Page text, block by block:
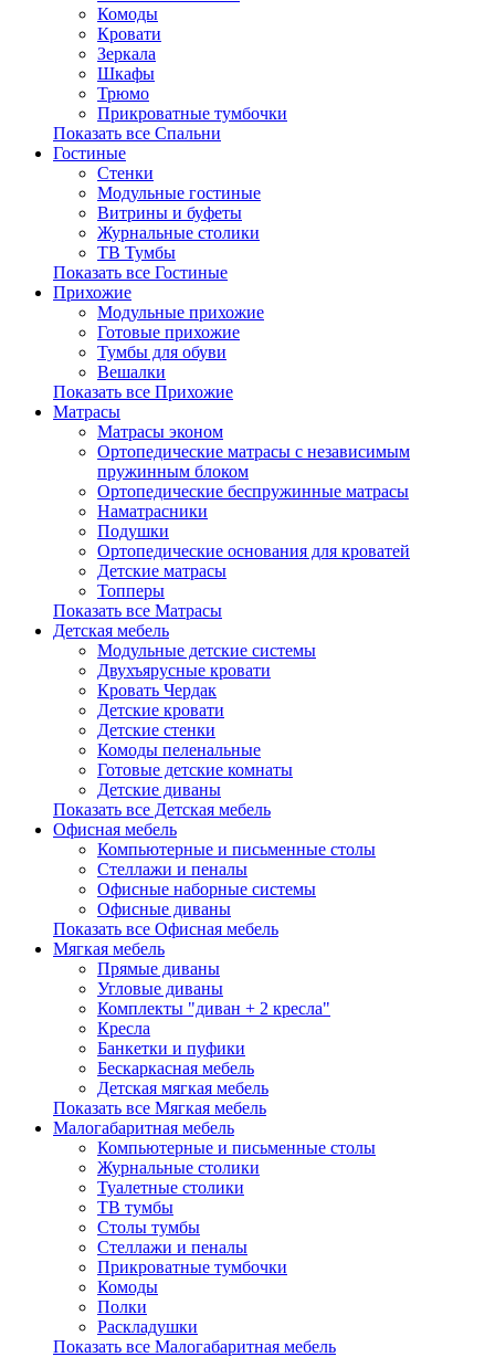
Комоды
Кровати
Зеркала
Шкафы
Трюмо
Прикроватные тумбочки
Показать все Спальни
Гостиные
Стенки
Модульные гостиные
Витрины и буфеты
Журнальные столики
ТВ Тумбы
Показать все Гостиные
Прихожие
Модульные прихожие
Готовые прихожие
Тумбы для обуви
Вешалки
Показать все Прихожие
Матрасы
Матрасы эконом
Ортопедические матрасы с независимым
пружинным блоком
Ортопедические беспружинные матрасы
Наматрасники
Подушки
Ортопедические основания для кроватей
Детские матрасы
Топперы
Показать все Матрасы
Детская мебель
Модульные детские системы
Двухъярусные кровати
Кровать Чердак
Детские кровати
Детские стенки
Комоды пеленальные
Готовые детские комнаты
Детские диваны
Показать все Детская мебель
Офисная мебель
Компьютерные и письменные столы
Стеллажи и пеналы
Офисные наборные системы
Офисные диваны
Показать все Офисная мебель
Мягкая мебель
Прямые диваны
Угловые диваны
Комплекты "диван + 2 кресла"
Кресла
Банкетки и пуфики
Бескаркасная мебель
Детская мягкая мебель
Показать все Мягкая мебель
Малогабаритная мебель
Компьютерные и письменные столы
Журнальные столики
Туалетные столики
ТВ тумбы
Столы тумбы
Стеллажи и пеналы
Прикроватные тумбочки
Комоды
Полки
Раскладушки
Показать все Малогабаритная мебель